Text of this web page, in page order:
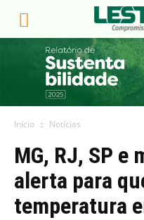
Início Notícias
MG, RJ, SP e
alerta para
temperatura